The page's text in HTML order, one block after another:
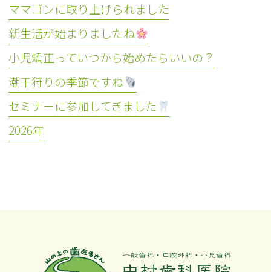
ママゴンに取り上げられました
新生活が始まりましたね
小児矯正っていつから始めたらいいの？
潮干狩りの季節ですね
セミナーに参加してきました
2026年